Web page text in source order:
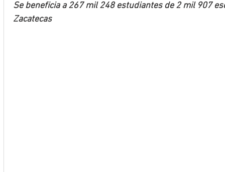
Se beneficia a 267 mil 248 estudiantes de 2 mil 907
Zacatecas